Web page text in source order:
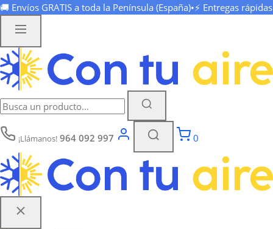
🚚 Envíos GRATIS a toda la Península (España)•⚡ Entregas
¡Llámanos! 964 092 997 0